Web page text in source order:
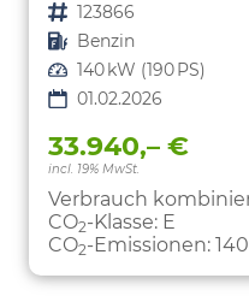
Fahrzeugnr. 123866
Kraftstoff Benzin
Leistung 140 kW (190 PS)
01.02.2026
33.940,– €
incl. 19% MwSt.
Verbrauch
CO2-Klasse: E
CO2-Emissionen: